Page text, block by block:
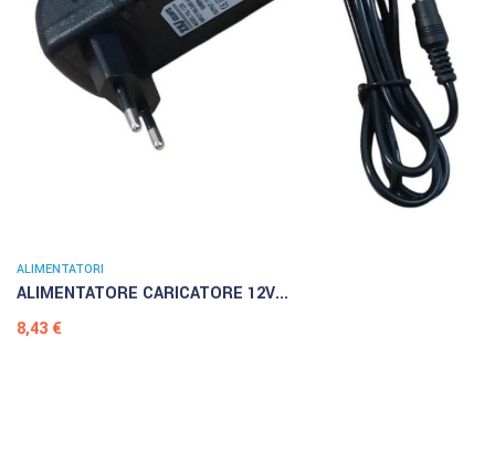
ALIMENTATORI
ALIMENTATORE CARICATORE 12V...
Prezzo
8,43 €